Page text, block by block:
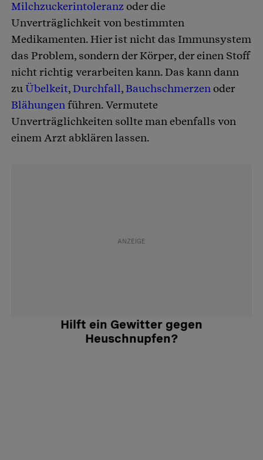
Milchzuckerintoleranz oder die
Unverträglichkeit von bestimmten
Medikamenten. Hier ist nicht das Immunsystem
das Problem, sondern der Körper, der einen Stoff
nicht richtig verarbeiten kann. Das kann dann
zuÜbelkeit,Durchfall,Bauchschmerzenoder
Blähungenführen. Vermutete
Unverträglichkeiten sollte man ebenfalls von
einem Arzt abklären lassen.
Hilft ein Gewitter gegen
Heuschnupfen?